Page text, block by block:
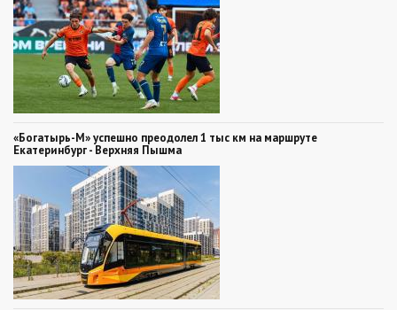
«Богатырь-М» успешно преодолел 1 тыс км на маршруте
Екатеринбург - Верхняя Пышма